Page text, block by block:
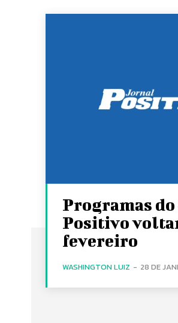
Programas
Positivo
fevereiro
WASHINGTON LUIZ - 28 DE